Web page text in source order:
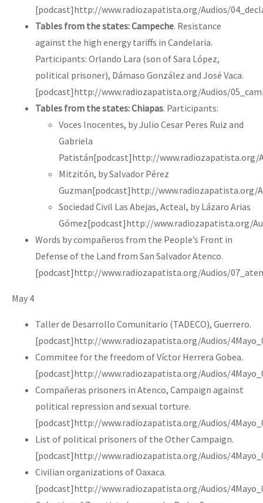
[podcast]http://www.radiozapatista.org/Audios/
Tables from the states: Campeche. Resistance
against the high energy tariffs in Candelaria.
Participants: Orlando Lara (son of Sara López,
political prisoner), Dámaso González and José Vaca.
[podcast]http://www.radiozapatista.org/Audios/
Tables from the states: Chiapas. Participants:
Voces Inocentes, by Julio Cesar Peres Ruiz and
Gabriela
Patistán[podcast]http://www.radiozapatista.org/
Mitzitón, by Salvador Pérez
Guzman[podcast]http://
Sociedad Civil Las Abejas, Acteal, by Lázaro Arias
Gómez[podcast]http://www.radiozapatista.org/
Words by compañeros from the People’s Front in
Defense of the Land from San Salvador Atenco.
[podcast]http://www.radiozapatista.org/Audios/
May 4
Taller de Desarrollo Comunitario (TADECO), Guerrero.
[podcast]http://www.radiozapatista.org/Audios/
Commitee for the freedom of Víctor Herrera Gobea.
[podcast]http://www.radiozapatista.org/Audios/
Compañeras prisoners in Atenco, Campaign against
political repression and sexual torture.
[podcast]http://www.radiozapatista.org/Audios/
List of political prisoners of the Other Campaign.
[podcast]http://www.radiozapatista.org/Audios/
Civilian organizations of Oaxaca.
[podcast]http://www.radiozapatista.org/Audios/